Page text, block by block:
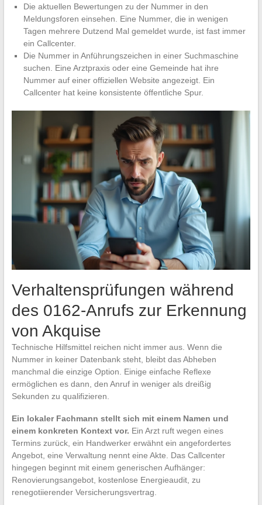
Die aktuellen Bewertungen zu der Nummer in den
Meldungsforen einsehen. Eine Nummer, die in wenigen
Tagen mehrere Dutzend Mal gemeldet wurde, ist fast immer
ein Callcenter.
Die Nummer in Anführungszeichen in einer Suchmaschine
suchen. Eine Arztpraxis oder eine Gemeinde hat ihre
Nummer auf einer offiziellen Website angezeigt. Ein
Callcenter hat keine konsistente öffentliche Spur.
Verhaltensprüfungen während
des 0162-Anrufs zur Erkennung
von Akquise
Technische Hilfsmittel reichen nicht immer aus. Wenn die
Nummer in keiner Datenbank steht, bleibt das Abheben
manchmal die einzige Option. Einige einfache Reflexe
ermöglichen es dann, den Anruf in weniger als dreißig
Sekunden zu qualifizieren.
Ein lokaler Fachmann stellt sich mit einem Namen und
einem konkreten Kontext vor. Ein Arzt ruft wegen eines
Termins zurück, ein Handwerker erwähnt ein angefordertes
Angebot, eine Verwaltung nennt eine Akte. Das Callcenter
hingegen beginnt mit einem generischen Aufhänger:
Renovierungsangebot, kostenlose Energieaudit, zu
renegotiierender Versicherungsvertrag.